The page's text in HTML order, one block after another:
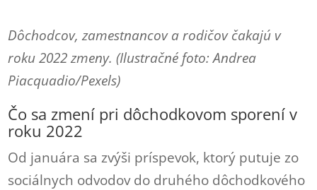
Dôchodcov, zamestnancov a rodičov čakajú v
roku 2022 zmeny. (Ilustračné foto: Andrea
Piacquadio/Pexels)
Čo sa zmení pri dôchodkovom sporení v
roku 2022
Od januára sa zvýši príspevok, ktorý putuje zo
sociálnych odvodov do druhého dôchodkového